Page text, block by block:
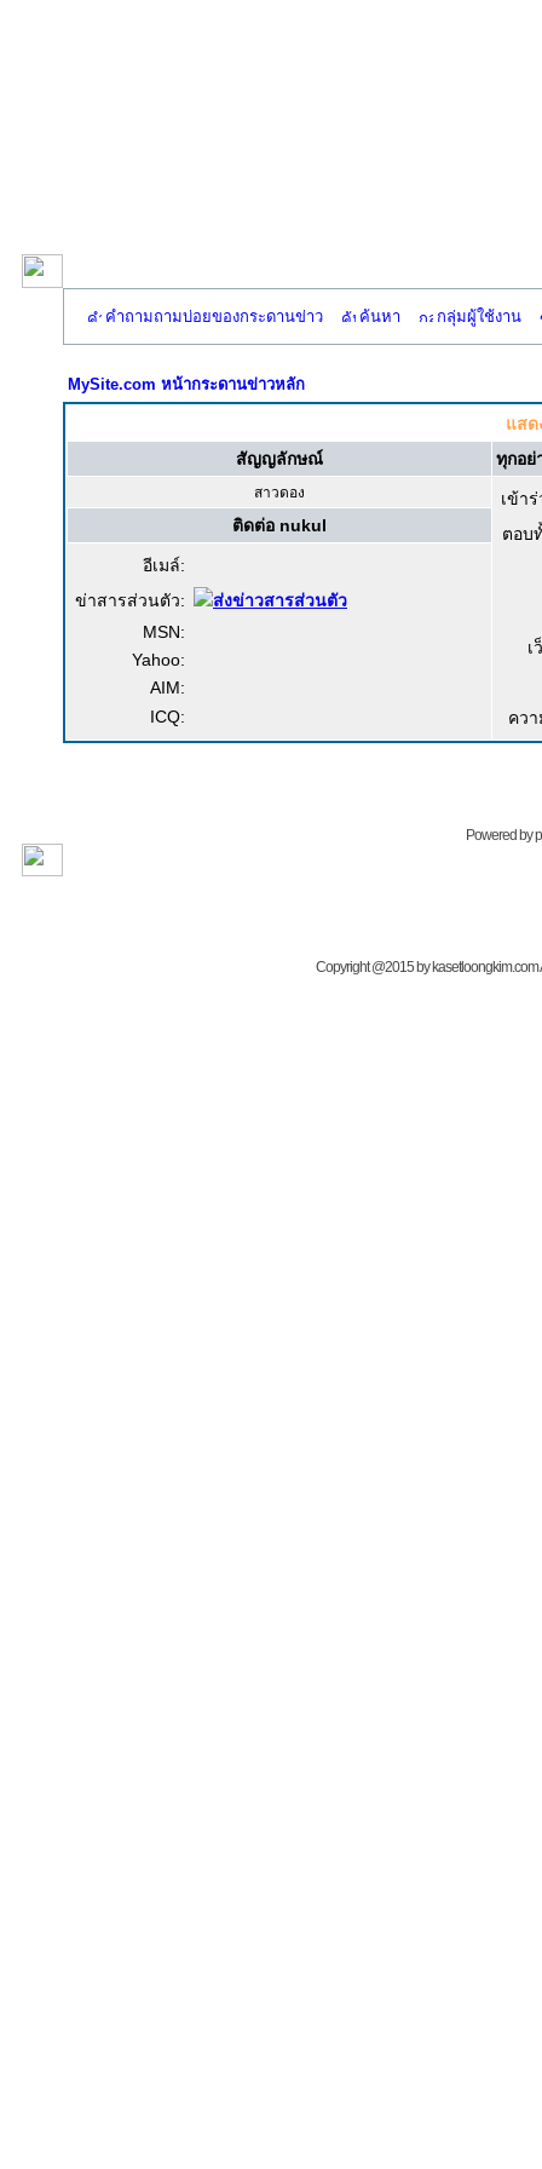
คำถามถามบ่อยของกระดานข่าว ค้นหา กลุ่มผู้ใช้งาน
MySite.com หน้ากระดานข่าวหลัก
แส
สัญญลักษณ์
ทุกอย่
สาวดอง
เข้า
ตอบ
เ
คว
ติดต่อ nukul
อีเมล์:
ข่าสารส่วนตัว:
MSN:
Yahoo:
AIM:
ICQ:
Powered by
Copyright @2015 by kasetloongkim.com